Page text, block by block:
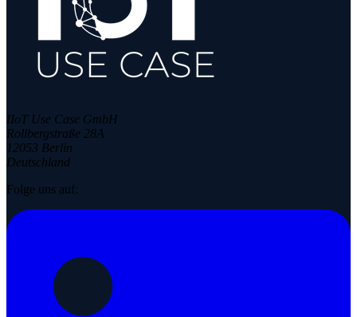
IIoT Use Case GmbH
Rollbergstraße 28A
12053 Berlin
Deutschland
Folge uns auf: